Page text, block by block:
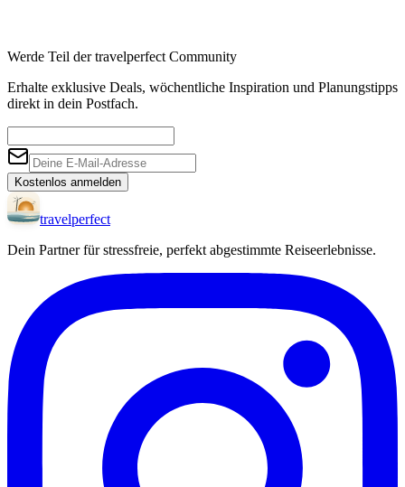
Werde Teil der travelperfect Community
Erhalte exklusive Deals, wöchentliche Inspiration und Planungstipps
direkt in dein Postfach.
Kostenlos anmelden
travelperfect
Dein Partner für stressfreie, perfekt abgestimmte Reiseerlebnisse.